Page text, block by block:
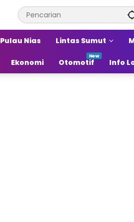
Pulau Nias Lintas Sumut
Ekonomi Otomotif Info